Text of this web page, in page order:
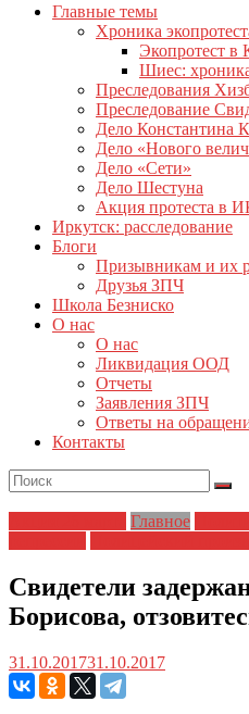
Главные темы
Хроника
Экопротест в
Шиес:
Преследования
Преследование
Дело Константина
Дело «Нового
Дело «Сети»
Дело Шестуна
Акция протеста в
Иркутск: расследование
Блоги
Призывникам и их
Друзья ЗПЧ
Школа Безниско
О нас
О нас
Ликвидация ООД
Отчеты
Заявления ЗПЧ
Ответы на
Контакты
Главное
Свидетели
Борисова,
31.10.201731.10.2017